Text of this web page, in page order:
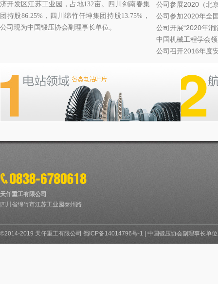
济开发区江苏工业园，占地132亩。四川剑南春集
团持股86.25%，四川绵竹仟坤集团持股13.75%，
公司现为中国锻压协会副理事长单位。
公司参展2020（北
公司参加2020年全
公司开展“2020年消
中国机械工程学会
公司召开2016年度
天仟重工有限公司
四川省绵竹市江苏工业园泰州路
©2014-2019 天仟重工有限公司 蜀ICP备14014796号-1 中国锻压协会副理事长单位